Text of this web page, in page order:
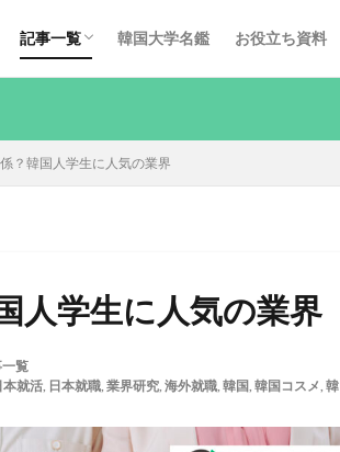
記事一覧
採用ノウハウ
インタビュー
Q&A
KOREC運営コラム
その他
韓国大学名鑑 お役立ち資料
？韓国人学生に人気の業界
人学生に人気の業界
覧
本就活, 日本就職, 業界研究, 海外就職, 韓国, 韓国コスメ, 韓